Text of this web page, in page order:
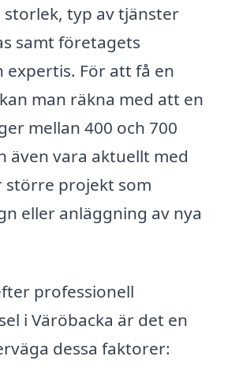
typ av tjänster
samt företagets
expertis. För att få en
man räkna med att en
mellan 400 och 700
även vara aktuellt med
större projekt som
eller anläggning av nya
professionell
i Väröbacka är det en
dessa faktorer: